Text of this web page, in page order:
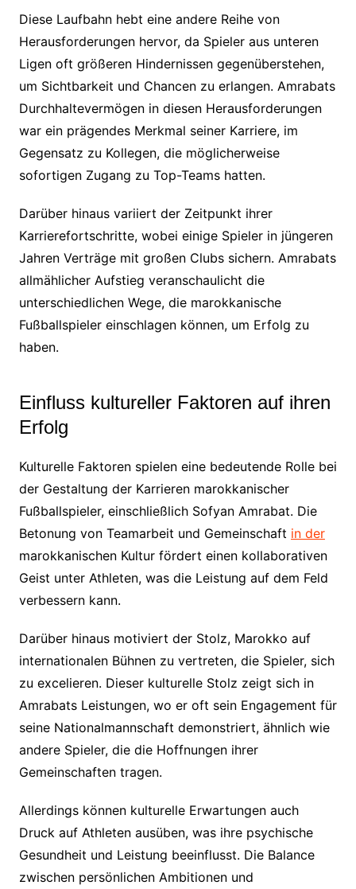
Diese Laufbahn hebt eine andere Reihe von
Herausforderungen hervor, da Spieler aus unteren
Ligen oft größeren Hindernissen gegenüberstehen,
um Sichtbarkeit und Chancen zu erlangen. Amrabats
Durchhaltevermögen in diesen Herausforderungen
war ein prägendes Merkmal seiner Karriere, im
Gegensatz zu Kollegen, die möglicherweise
sofortigen Zugang zu Top-Teams hatten.
Darüber hinaus variiert der Zeitpunkt ihrer
Karrierefortschritte, wobei einige Spieler in jüngeren
Jahren Verträge mit großen Clubs sichern. Amrabats
allmählicher Aufstieg veranschaulicht die
unterschiedlichen Wege, die marokkanische
Fußballspieler einschlagen können, um Erfolg zu
haben.
Einfluss kultureller Faktoren auf ihren
Erfolg
Kulturelle Faktoren spielen eine bedeutende Rolle bei
der Gestaltung der Karrieren marokkanischer
Fußballspieler, einschließlich Sofyan Amrabat. Die
Betonung von Teamarbeit und Gemeinschaft in der
marokkanischen Kultur fördert einen kollaborativen
Geist unter Athleten, was die Leistung auf dem Feld
verbessern kann.
Darüber hinaus motiviert der Stolz, Marokko auf
internationalen Bühnen zu vertreten, die Spieler, sich
zu excelieren. Dieser kulturelle Stolz zeigt sich in
Amrabats Leistungen, wo er oft sein Engagement für
seine Nationalmannschaft demonstriert, ähnlich wie
andere Spieler, die die Hoffnungen ihrer
Gemeinschaften tragen.
Allerdings können kulturelle Erwartungen auch
Druck auf Athleten ausüben, was ihre psychische
Gesundheit und Leistung beeinflusst. Die Balance
zwischen persönlichen Ambitionen und